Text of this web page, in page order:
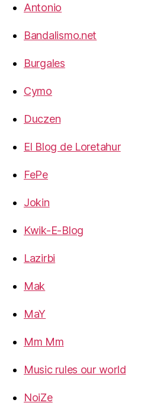
Antonio
Bandalismo.net
Burgales
Cymo
Duczen
El Blog de Loretahur
FePe
Jokin
Kwik-E-Blog
Lazirbi
Mak
MaY
Mm Mm
Music rules our world
NoiZe